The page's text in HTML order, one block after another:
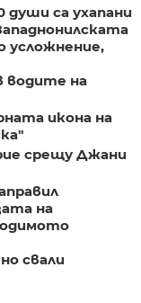
са ухапани
усложнение,
водите на
икона на
срещу Джани
на
свали